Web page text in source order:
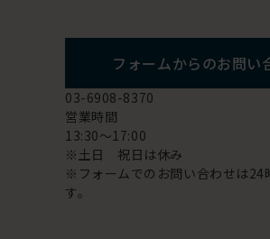
フォームからのお問い
03-6908-8370
営業時間
13:30～17:00
※土日 祝日は休み
※フォームでのお問い合わせは24
す。